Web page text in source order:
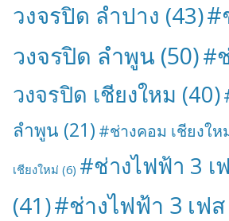
วงจรปิด ลำปาง (43)#
วงจรปิด ลำพูน (50)#
วงจรปิด เชียงใหม (40)
ลำพูน (21) #ช่างคอม เชียงให
เชียงใหม่ (6) #ช่างไฟฟ้า 3 เ
(41)#ช่างไฟฟ้า 3 เฟ